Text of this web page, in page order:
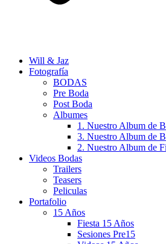
Will & Jaz
Fotografía
BODAS
Pre Boda
Post Boda
Albumes
1. Nuestro Album de
3. Nuestro Album de
2. Nuestro Album de
Videos Bodas
Trailers
Teasers
Peliculas
Portafolio
15 Años
Fiesta 15 Años
Sesiones Pre15